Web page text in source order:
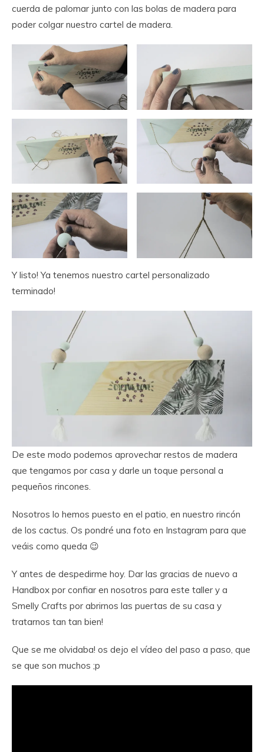
cuerda de palomar junto con las bolas de madera para
poder colgar nuestro cartel de madera.
Y listo! Ya tenemos nuestro cartel personalizado
terminado!
De este modo podemos aprovechar restos de madera
que tengamos por casa y darle un toque personal a
pequeños rincones.
Nosotros lo hemos puesto en el patio, en nuestro rincón
de los cactus. Os pondré una foto en Instagram para que
veáis como queda 😉
Y antes de despedirme hoy. Dar las gracias de nuevo a
Handbox por confiar en nosotros para este taller y a
Smelly Crafts por abrirnos las puertas de su casa y
tratarnos tan tan bien!
Que se me olvidaba! os dejo el vídeo del paso a paso, que
se que son muchos ;p